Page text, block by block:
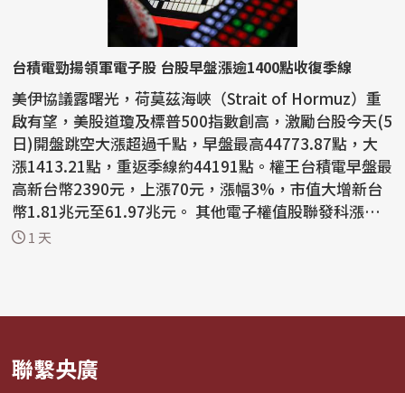
台積電勁揚領軍電子股 台股早盤漲逾1400點收復季線
美伊協議露曙光，荷莫茲海峽（Strait of Hormuz）重
啟有望，美股道瓊及標普500指數創高，激勵台股今天(5
日)開盤跳空大漲超過千點，早盤最高44773.87點，大
漲1413.21點，重返季線約44191點。權王台積電早盤最
高新台幣2390元，上漲70元，漲幅3%，市值大增新台
幣1.81兆元至61.97兆元。 其他電子權值股聯發科漲逾
5%、鴻海...
1 天
聯繫央廣